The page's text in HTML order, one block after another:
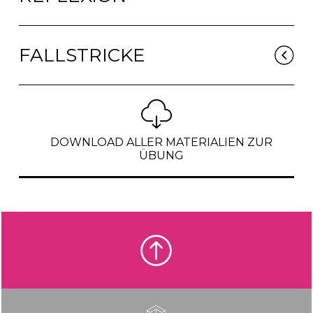
FALLSTRICKE
DOWNLOAD ALLER MATERIALIEN ZUR
ÜBUNG